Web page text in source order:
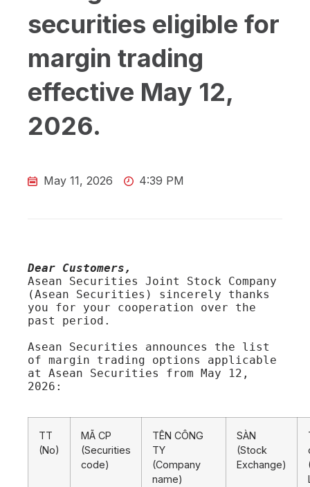
securities eligible for
margin trading
effective May 12,
2026.
May 11, 2026 4:39 PM
Dear Customers,
Asean Securities Joint Stock Company
(Asean Securities) sincerely thanks
you for your cooperation over the
past period.
Asean Securities announces the list
of margin trading options applicable
at Asean Securities from May 12,
2026:
TT
(No)
MÃ CP
(Securities
code)
TÊN CÔNG
TY
(Company
name)
SÀN
(Stock
Exchange)